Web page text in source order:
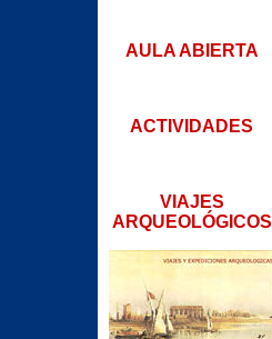
AULA ABIERTA
ACTIVIDADES
VIAJES
ARQUEOLÓGICOS